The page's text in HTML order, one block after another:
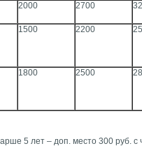
2000 2700
1500 2200
1800 2500
5 лет – доп. место 300 руб. с